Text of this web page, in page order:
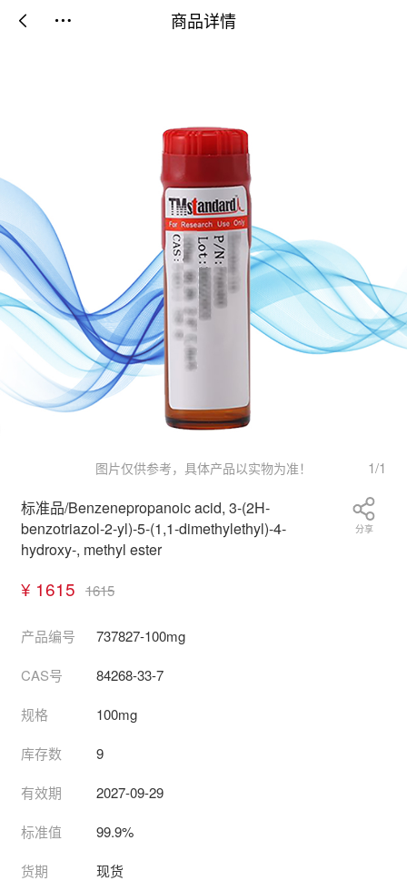
商品详情
 
图片仅供参考，具体产品以实物为准！ 1/1
标准品/Benzenepropanoic acid, 3-(2H-
benzotriazol-2-yl)-5-(1,1-dimethylethyl)-4-
hydroxy-, methyl ester
¥ 1615 1615
分享
产品编号 737827-100mg
CAS号 84268-33-7
规格 100mg
库存数 9
有效期 2027-09-29
标准值 99.9%
货期 现货